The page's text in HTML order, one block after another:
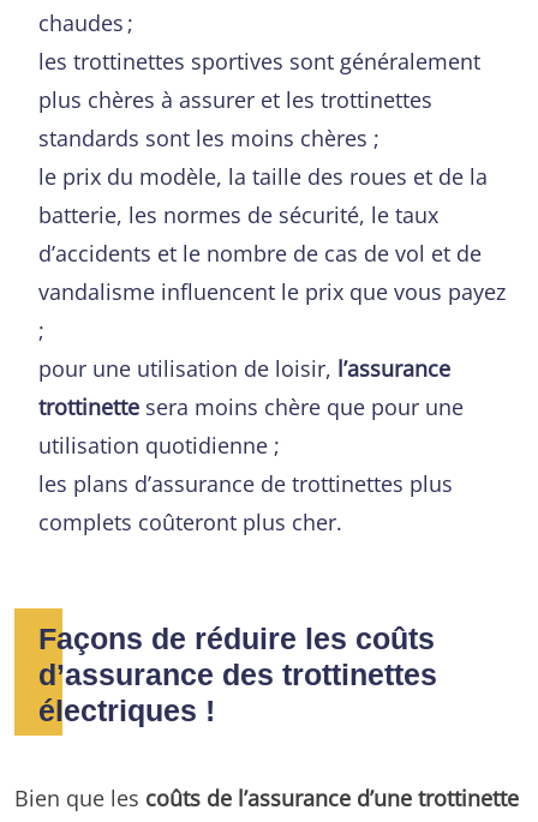
chaudes ;
les trottinettes sportives sont généralement
plus chères à assurer et les trottinettes
standards sont les moins chères ;
le prix du modèle, la taille des roues et de la
batterie, les normes de sécurité, le taux
d’accidents et le nombre de cas de vol et de
vandalisme influencent le prix que vous payez
;
pour une utilisation de loisir, l’assurance
trottinette sera moins chère que pour une
utilisation quotidienne ;
les plans d’assurance de trottinettes plus
complets coûteront plus cher.
Façons de réduire les coûts
d’assurance des trottinettes
électriques !
Bien que les coûts de l’assurance d’une trottinette